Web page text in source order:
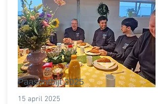
Paasontbijt 2025
15 april 2025